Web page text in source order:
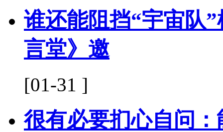
谁还能阻挡“宇宙队
言堂》邀
[01-31 ]
很有必要扪心自问